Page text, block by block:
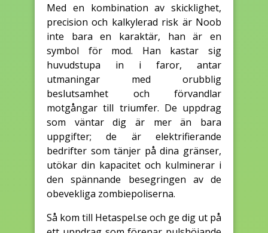
Med en kombination av skicklighet,
precision och kalkylerad risk är Noob
inte bara en karaktär, han är en
symbol för mod. Han kastar sig
huvudstupa in i faror, antar
utmaningar med orubblig
beslutsamhet och förvandlar
motgångar till triumfer. De uppdrag
som väntar dig är mer än bara
uppgifter; de är elektrifierande
bedrifter som tänjer på dina gränser,
utökar din kapacitet och kulminerar i
den spännande besegringen av de
obevekliga zombiepoliserna.
Så kom till Hetaspel.se och ge dig ut på